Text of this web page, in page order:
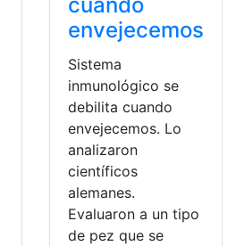
cuando
envejecemos
Sistema
inmunológico se
debilita cuando
envejecemos. Lo
analizaron
científicos
alemanes.
Evaluaron a un tipo
de pez que se